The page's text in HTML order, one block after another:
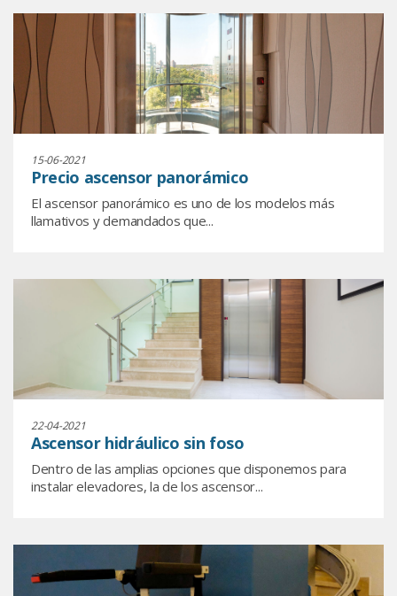
15-06-2021
Precio ascensor panorámico
El ascensor panorámico es uno de los modelos más
llamativos y demandados que...
22-04-2021
Ascensor hidráulico sin foso
Dentro de las amplias opciones que disponemos para
instalar elevadores, la de los ascensor...